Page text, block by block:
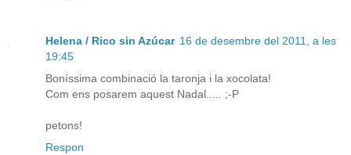
Helena / Rico sin Azúcar 16 de desembre del 2011, a les
19:45
Boníssima combinació la taronja i la xocolata!
Com ens posarem aquest Nadal..... ;-P
petons!
Respon